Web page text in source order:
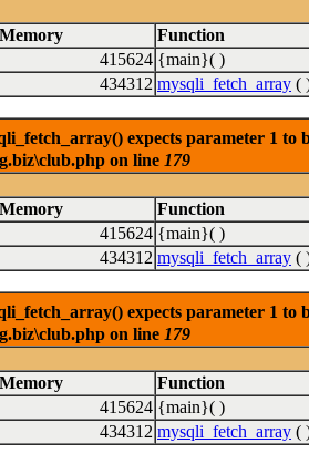
Memory
Function
415624 {main}( )
434312 mysqli_fetch_array (
expects parameter 1 to
on line 179
Memory
Function
415624 {main}( )
434312 mysqli_fetch_array (
expects parameter 1 to
on line 179
Memory
Function
415624 {main}( )
434312 mysqli_fetch_array (